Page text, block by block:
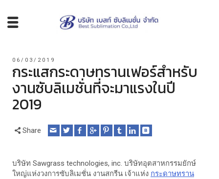
06/03/2019
กระแสกระดาษทรานเฟอร์สำหรับ
งานซับลิเมชั่นที่จะมาแรงในปี
2019
Share
บริษัท Sawgrass technologies, inc. บริษัทอุตสาหกรรมยักษ์
ใหญ่แห่งวงการซับลิเมชั่น งานสกรีน เจ้าแห่ง กระดาษทราน